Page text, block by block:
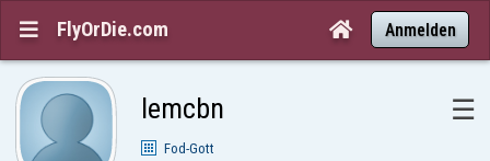
 FlyOrDie.com  Anmelden
lemcbn ☰
Fod-Gott